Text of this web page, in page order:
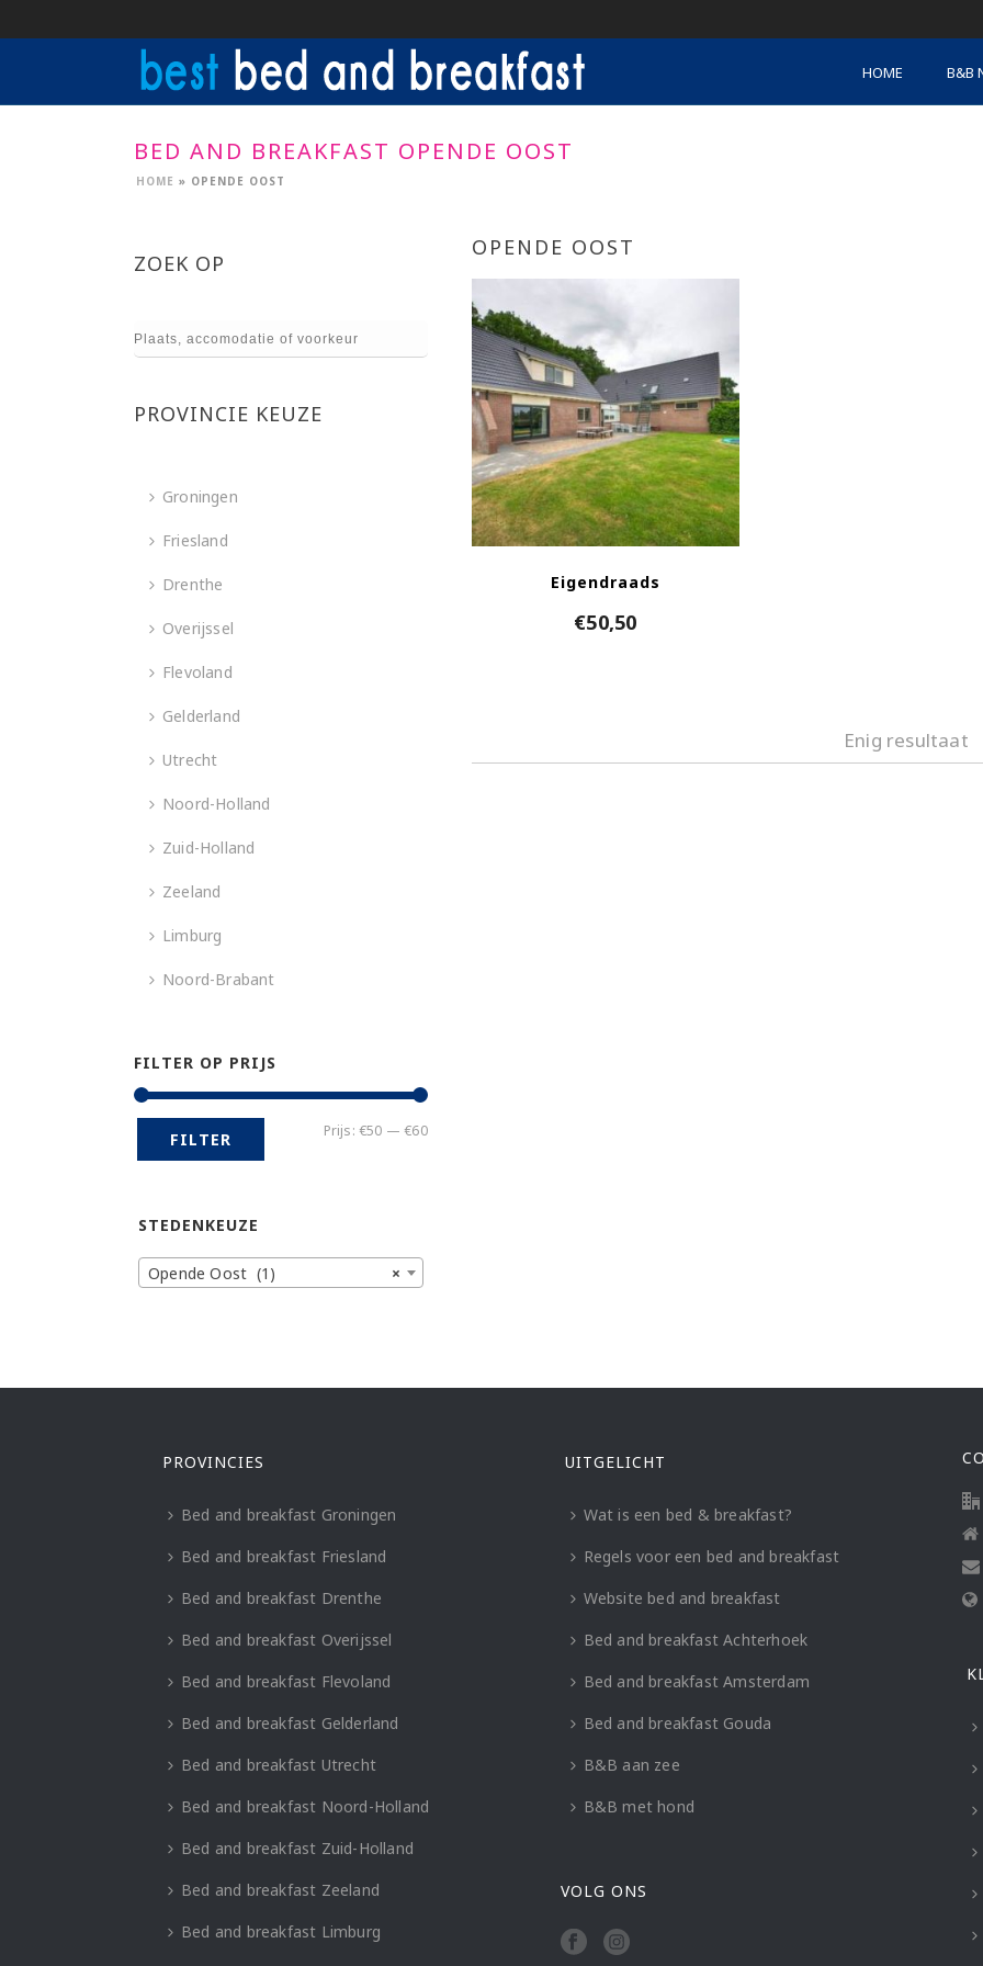
HOME B&B
BED AND BREAKFAST OPENDE OOST
HOME » OPENDE OOST
OPENDE OOST
Eigendraads
€50,50
Enig resultaat
ZOEK OP
PROVINCIE KEUZE
Groningen
Friesland
Drenthe
Overijssel
Flevoland
Gelderland
Utrecht
Noord-Holland
Zuid-Holland
Zeeland
Limburg
Noord-Brabant
FILTER OP PRIJS
Min.
Max.
FILTER Prijs: €50 —€60
STEDENKEUZE
×
Opende Oost (1)
PROVINCIES
Bed and breakfast Groningen
Bed and breakfast Friesland
Bed and breakfast Drenthe
Bed and breakfast Overijssel
Bed and breakfast Flevoland
Bed and breakfast Gelderland
Bed and breakfast Utrecht
Bed and breakfast Noord-Holland
Bed and breakfast Zuid-Holland
Bed and breakfast Zeeland
Bed and breakfast Limburg
UITGELICHT
Wat is een bed & breakfast?
Regels voor een bed and breakfast
Website bed and breakfast
Bed and breakfast Achterhoek
Bed and breakfast Amsterdam
Bed and breakfast Gouda
B&B aan zee
B&B met hond
VOLG ONS